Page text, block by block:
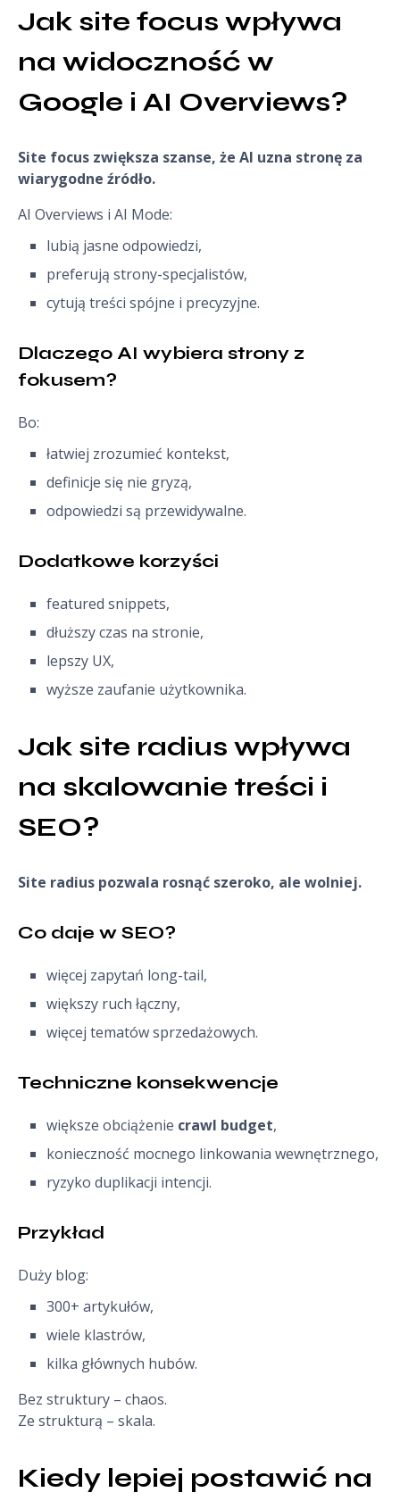
Jak site focus wpływa
na widoczność w
Google i AI Overviews?
Site focus zwiększa szanse, że AI uzna stronę za
wiarygodne źródło.
AI Overviews i AI Mode:
lubią jasne odpowiedzi,
preferują strony-specjalistów,
cytują treści spójne i precyzyjne.
Dlaczego AI wybiera strony z
fokusem?
Bo:
łatwiej zrozumieć kontekst,
definicje się nie gryzą,
odpowiedzi są przewidywalne.
Dodatkowe korzyści
featured snippets,
dłuższy czas na stronie,
lepszy UX,
wyższe zaufanie użytkownika.
Jak site radius wpływa
na skalowanie treści i
SEO?
Site radius pozwala rosnąć szeroko, ale wolniej.
Co daje w SEO?
więcej zapytań long-tail,
większy ruch łączny,
więcej tematów sprzedażowych.
Techniczne konsekwencje
większe obciążenie crawl budget,
konieczność mocnego linkowania wewnętrznego,
ryzyko duplikacji intencji.
Przykład
Duży blog:
300+ artykułów,
wiele klastrów,
kilka głównych hubów.
Bez struktury – chaos.
Ze strukturą – skala.
Kiedy lepiej postawić na